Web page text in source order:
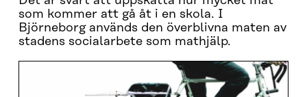
som kommer att gå åt i en skola. I
Björneborg används den överblivna maten av
stadens socialarbete som mathjälp.